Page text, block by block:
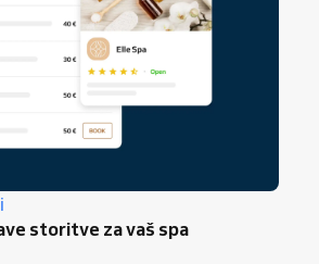
storitve za vaš spa